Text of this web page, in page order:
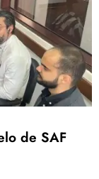
de SAF